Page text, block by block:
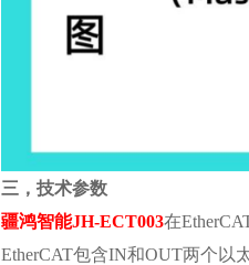
三，技术参数
疆鸿智能JH-ECT003在
EtherCAT包含IN和OUT两个以